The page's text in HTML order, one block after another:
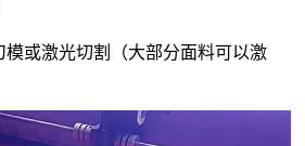
模或激光切割（大部分面料可以激